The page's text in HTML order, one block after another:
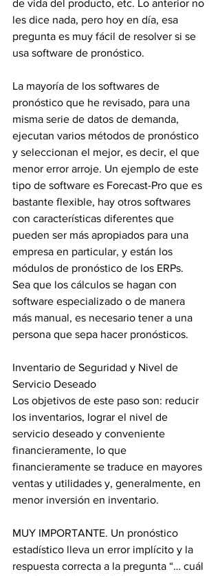
de vida del producto, etc. Lo anterior no
les dice nada, pero hoy en día, esa
pregunta es muy fácil de resolver si se
usa software de pronóstico.
La mayoría de los softwares de
pronóstico que he revisado, para una
misma serie de datos de demanda,
ejecutan varios métodos de pronóstico
y seleccionan el mejor, es decir, el que
menor error arroje. Un ejemplo de este
tipo de software es Forecast-Pro que es
bastante flexible, hay otros softwares
con características diferentes que
pueden ser más apropiados para una
empresa en particular, y están los
módulos de pronóstico de los ERPs.
Sea que los cálculos se hagan con
software especializado o de manera
más manual, es necesario tener a una
persona que sepa hacer pronósticos.
Inventario de Seguridad y Nivel de
Servicio Deseado
Los objetivos de este paso son: reducir
los inventarios, lograr el nivel de
servicio deseado y conveniente
financieramente, lo que
financieramente se traduce en mayores
ventas y utilidades y, generalmente, en
menor inversión en inventario.
MUY IMPORTANTE. Un pronóstico
estadístico lleva un error implícito y la
respuesta correcta a la pregunta “… cuál